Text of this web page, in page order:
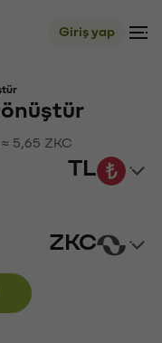
Giriş yap
5,65 ZKC
TL
ZKC